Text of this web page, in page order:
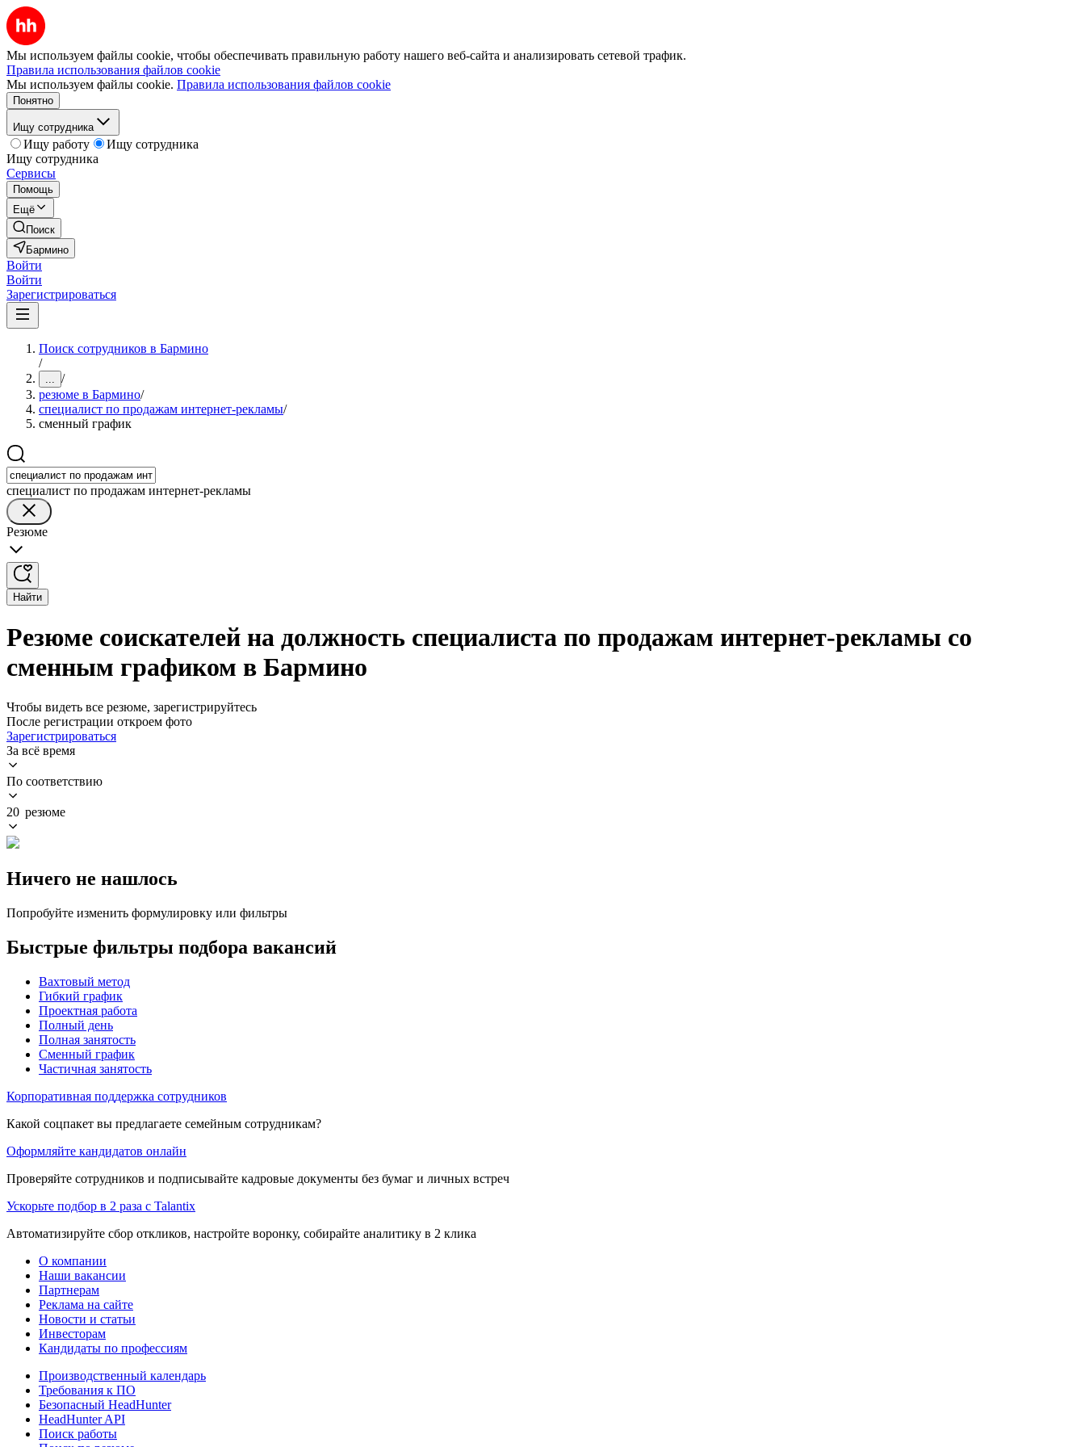
Мы используем файлы cookie, чтобы обеспечивать правильную работу нашего веб-сайта и анализировать сетевой трафик.
Правила использования файлов cookie
Мы используем файлы cookie. Правила использования файлов cookie
Понятно
Ищу сотрудника
Ищу работу
Ищу сотрудника
Ищу сотрудника
Сервисы
Помощь
Ещё
Поиск
Бармино
Войти
Войти
Зарегистрироваться
Поиск сотрудников в Бармино
/
... /
резюме в Бармино/
специалист по продажам интернет-рекламы/
сменный график
специалист по продажам интернет-рекламы
Резюме
Найти
Резюме соискателей на должность специалиста по продажам интернет-рекламы со
сменным графиком в Бармино
Чтобы видеть все резюме, зарегистрируйтесь
После регистрации откроем фото
Зарегистрироваться
За всё время
По соответствию
20 резюме
Ничего не нашлось
Попробуйте изменить формулировку или фильтры
Быстрые фильтры подбора вакансий
Вахтовый метод
Гибкий график
Проектная работа
Полный день
Полная занятость
Сменный график
Частичная занятость
Корпоративная поддержка сотрудников
Какой соцпакет вы предлагаете семейным сотрудникам?
Оформляйте кандидатов онлайн
Проверяйте сотрудников и подписывайте кадровые документы без бумаг и личных встреч
Ускорьте подбор в 2 раза с Talantix
Автоматизируйте сбор откликов, настройте воронку, собирайте аналитику в 2 клика
О компании
Наши вакансии
Партнерам
Реклама на сайте
Новости и статьи
Инвесторам
Кандидаты по профессиям
Производственный календарь
Требования к ПО
Безопасный HeadHunter
HeadHunter API
Поиск работы